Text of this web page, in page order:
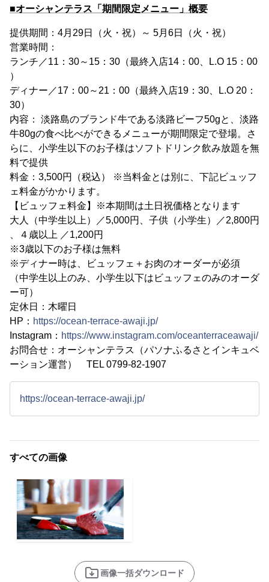
■オーシャンテラス「期間限定メニュー」概要
提供期間：4月29日（火・祝）～ 5月6日（火・祝）
営業時間：
ランチ／11：30～15：30（最終入店14：00、L.O 15：00
）
ディナー／17：00～21：00（最終入店19：30、L.O 20：
30）
内容： 淡路島のブランド牛である淡路ビーフ50gと、淡路
牛80gの食べ比べができるメニューが期間限定で登場。さ
らに、小学生以下のお子様はソフトドリンク飲み放題を無
料で提供
料金：3,500円（税込） ※当料金とは別に、下記ビュッフ
ェ料金がかかります。
【ビュッフェ料金】※本期間は土日祝価格となります
大人（中学生以上）／5,000円、子供（小学生）／2,800円
、４歳以上 ／1,200円
※3歳以下のお子様は無料
※ディナー時は、ビュッフェ＋お肉のオーダーが必須
（中学生以上のみ、小学生以下はビュッフェのみのオーダ
ー可）
定休日：木曜日
HP： https://ocean-terrace-awaji.jp/
Instagram： https://www.instagram.com/oceanterraceawaji/
お問合せ：オーシャンテラス（パソナふるさとインキュベ
ーション運営） TEL 0799-82-1907
https://ocean-terrace-awaji.jp/
すべての画像
画像一括ダウンロード